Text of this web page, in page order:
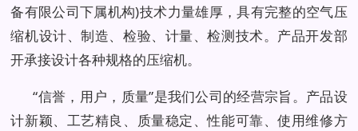
备有限公司下属机构)技术力量雄厚，具有完整的空气压
缩机设计、制造、检验、计量、检测技术。产品开发部
开承接设计各种规格的压缩机。
“信誉，用户，质量”是我们公司的经营宗旨。产品设
计新颖、工艺精良、质量稳定、性能可靠、使用维修方